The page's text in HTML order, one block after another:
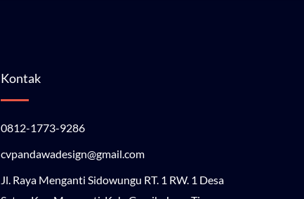
Kontak
0812-1773-9286
cvpandawadesign@gmail.com
Jl. Raya Menganti Sidowungu RT. 1 RW. 1 Desa